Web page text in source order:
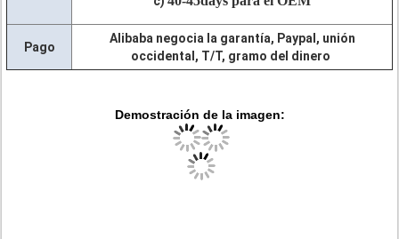
Pago
Alibaba negocia la garantía, Paypal, unión
occidental, T/T, gramo del dinero
Demostración de la imagen: